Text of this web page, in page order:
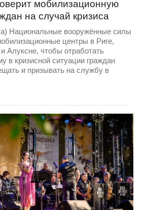
мобилизационную
на случай кризиса
Национальные вооружённые силы
центры в Риге,
Алуксне, чтобы отработать
в кризисной ситуации граждан
и призывать на службу в